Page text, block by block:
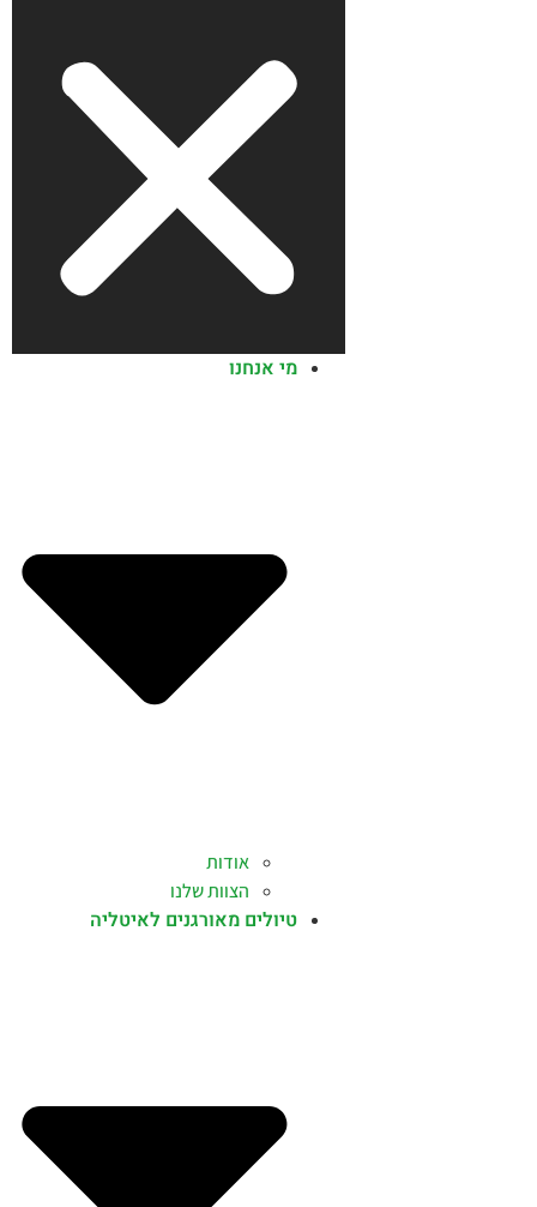
מי אנחנו
אודות
הצוות שלנו
טיולים מאורגנים לאיטליה